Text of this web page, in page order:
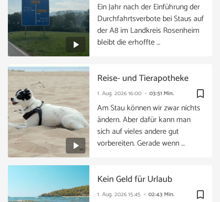
Ein Jahr nach der Einführung der
Durchfahrtsverbote bei Staus auf
der A8 im Landkreis Rosenheim
bleibt die erhoffte …
bookmark_border
1. Aug. 202616:00 03:51 Min.
Reise- und Tierapotheke
Am Stau können wir zwar nichts
ändern. Aber dafür kann man
sich auf vieles andere gut
vorbereiten. Gerade wenn …
bookmark_border
1. Aug. 202615:45 02:43 Min.
Kein Geld für Urlaub